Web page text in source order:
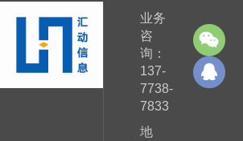
业务
咨
询：
137-
7738-
7833
地